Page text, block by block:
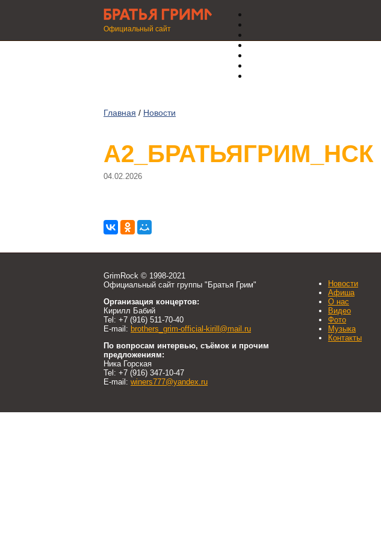
Официальный сайт
Главная / Новости
А2_БРАТЬЯГРИМ_НСК
04.02.2026
GrimRock © 1998-2021
Официальный сайт группы "Братья Грим"
Организация концертов:
Кирилл Бабий
Tel: +7 (916) 511-70-40
E-mail: brothers_grim-official-kirill@mail.ru
По вопросам интервью, съёмок и прочим
предложениям:
Ника Горская
Tel: +7 (916) 347-10-47
E-mail: winers777@yandex.ru
Новости
Афиша
О нас
Видео
Фото
Музыка
Контакты